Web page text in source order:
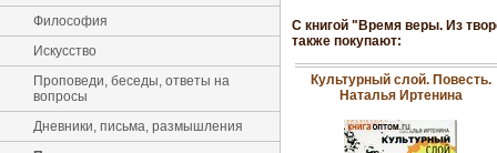
Философия
Искусство
Проповеди, беседы, ответы на
вопросы
Дневники, письма, размышления
С книгой "Время веры. Из
также покупают:
Культурный слой. Повесть.
Наталья Иртенина